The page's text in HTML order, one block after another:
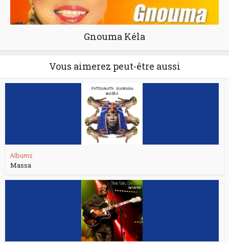
Gnouma Kéla
Vous aimerez peut-être aussi
Albums
Massa